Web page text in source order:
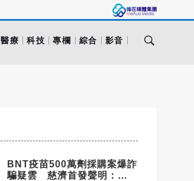
醫療 科技 專欄 綜合 影音
BNT疫苗500萬劑採購案爆詐
騙疑雲 慈濟首發聲明：痛心